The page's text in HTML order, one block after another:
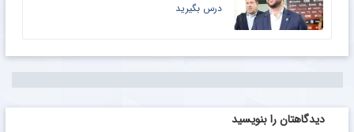
درس بگیرید
دیدگاهتان را بنویسید